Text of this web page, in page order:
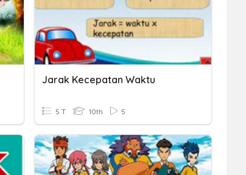
Jarak Kecepatan Waktu
5 T 10th 5